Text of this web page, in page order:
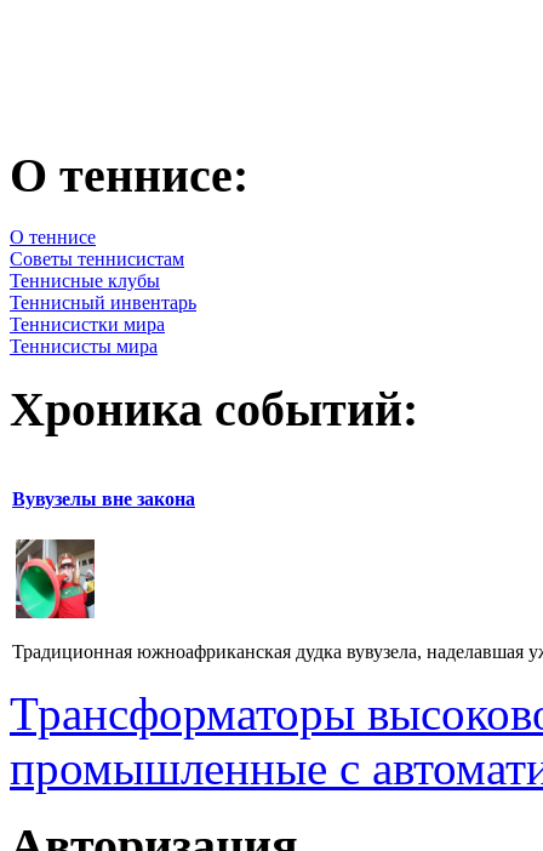
О теннисе:
О теннисе
Советы теннисистам
Теннисные клубы
Теннисный инвентарь
Теннисистки мира
Теннисисты мира
Хроника событий:
Вувузелы вне закона
Традиционная южноафриканская дудка вувузела, наделавшая
Трансформаторы
промышленные с